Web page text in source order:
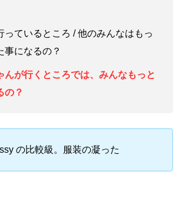
っているところ / 他のみんなはもっ
事になるの？
んが行くところでは、みんなもっと
の？
の比較級。服装の凝った